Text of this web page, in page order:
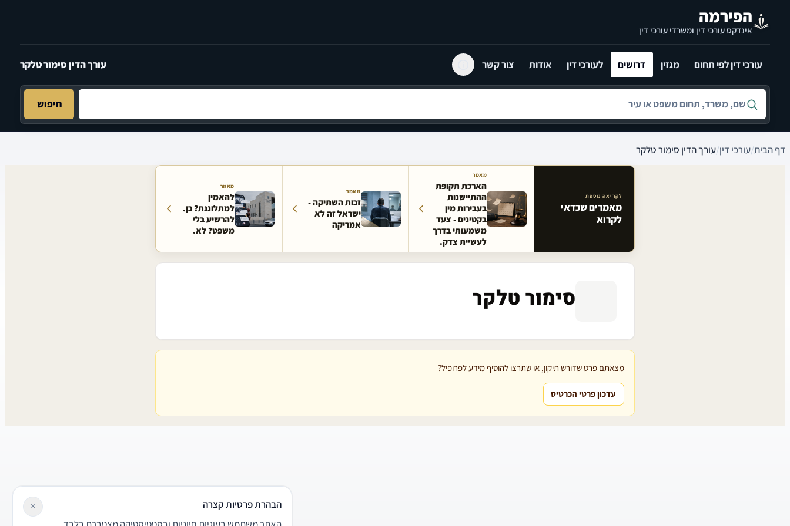
הפירמה
אינדקס עורכי דין ומשרדי עורכי דין
עורכי דין לפי תחום מגזין דרושים לעורכי דין אודות צור קשר עורך הדין סימור טלקר
חיפוש לפי שם, משרד, תחום משפט או עיר
חיפוש
דף הבית/עורכי דין/עורך הדין סימור טלקר
מאמרים קשורים באתר
לקריאה נוספת
מאמרים שכדאי
לקרוא
מאמר
הארכת תקופת
ההתיישנות
בעבירות מין
בקטינים - צעד
משמעותי בדרך
לעשיית צדק.
מאמר
זכות השתיקה -
ישראל זה לא
אמריקה
מאמר
להאמין
למתלוננת? כן.
להרשיע בלי
משפט? לא.
סימור טלקר
מצאתם פרט שדורש תיקון, או שתרצו להוסיף מידע לפרופיל?
עדכון פרטי הכרטיס
הבהרת פרטיות קצרה
×